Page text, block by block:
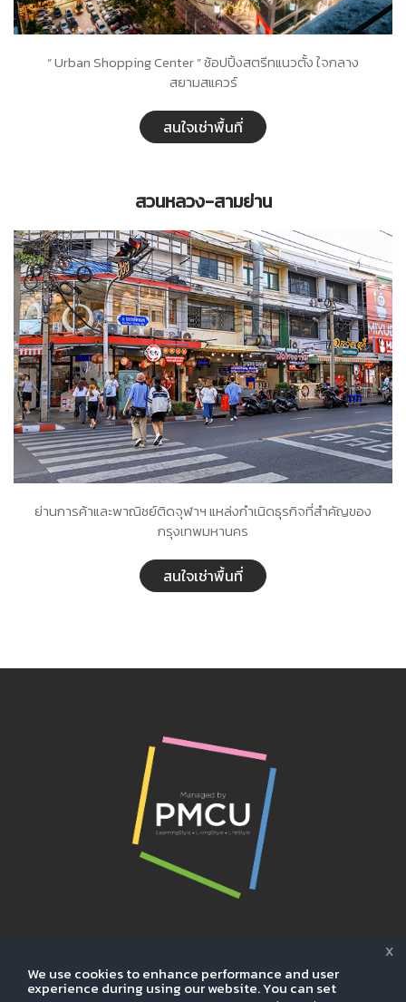
We use cookies to enhance performance and user
experience during using our website. You can set
X
“ Urban Shopping Center ” ช้อปปิ้งสตรีทแนวตั้ง ใจกลาง
สยามสแควร์
สนใจเช่าพื้นที่
สวนหลวง-สามย่าน
ย่านการค้าและพาณิชย์ติดจุฬาฯ แหล่งกำเนิดธุรกิจที่สำคัญของ
กรุงเทพมหานคร
สนใจเช่าพื้นที่